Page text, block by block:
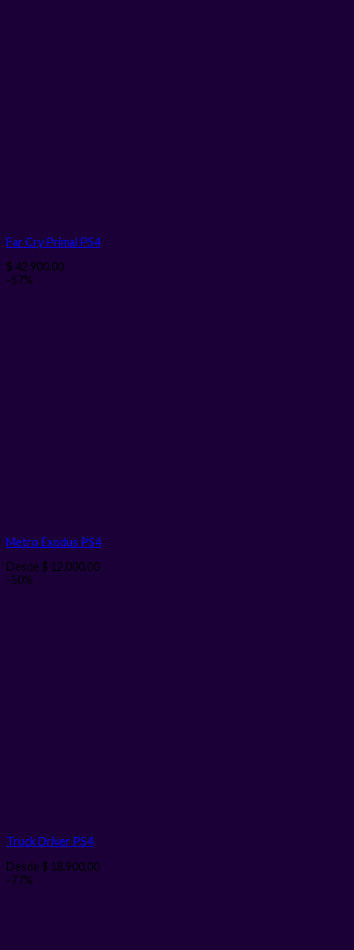
Far Cry Primal PS4
$ 42.900,00
-57%
Metro Exodus PS4
Desde $ 12.000,00
-50%
Truck Driver PS4
Desde $ 18.900,00
-77%